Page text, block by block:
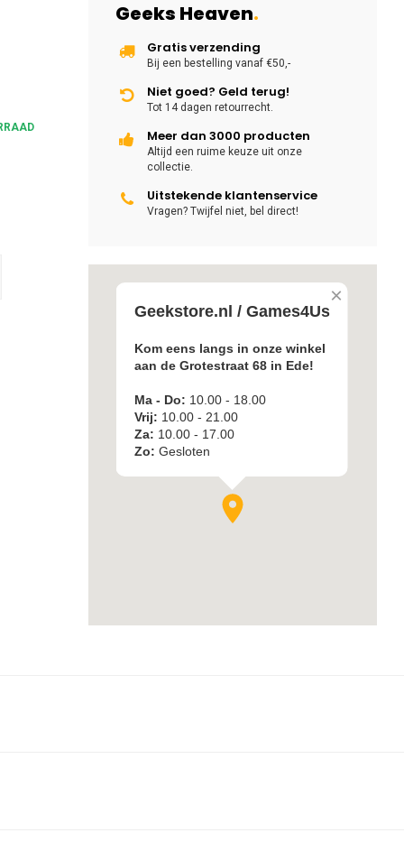
Geeks Heaven.
Gratis verzending
Bij een bestelling vanaf €50,-
Niet goed? Geld terug!
Tot 14 dagen retourrecht.
Meer dan 3000 producten
Altijd een ruime keuze uit onze
collectie.
Uitstekende klantenservice
Vragen? Twijfel niet, bel direct!